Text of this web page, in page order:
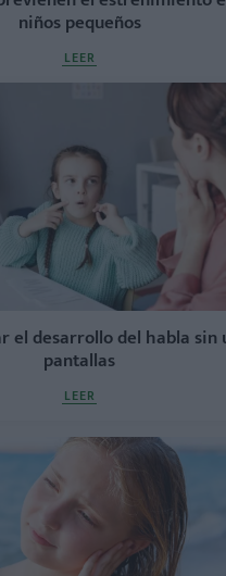
niños pequeños
LEER
el desarrollo del habla sin
pantallas
LEER